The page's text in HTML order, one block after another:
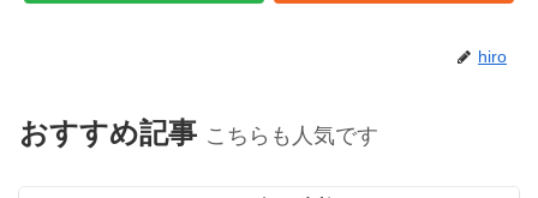
hiro
おすすめ記事 こちらも人気です